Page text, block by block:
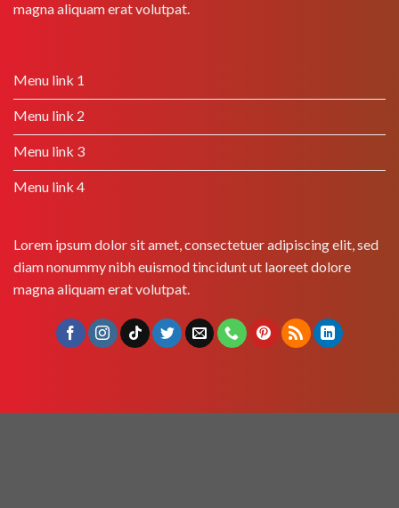
magna aliquam erat volutpat.
Menu link 1
Menu link 2
Menu link 3
Menu link 4
Lorem ipsum dolor sit amet, consectetuer adipiscing elit, sed
diam nonummy nibh euismod tincidunt ut laoreet dolore
magna aliquam erat volutpat.